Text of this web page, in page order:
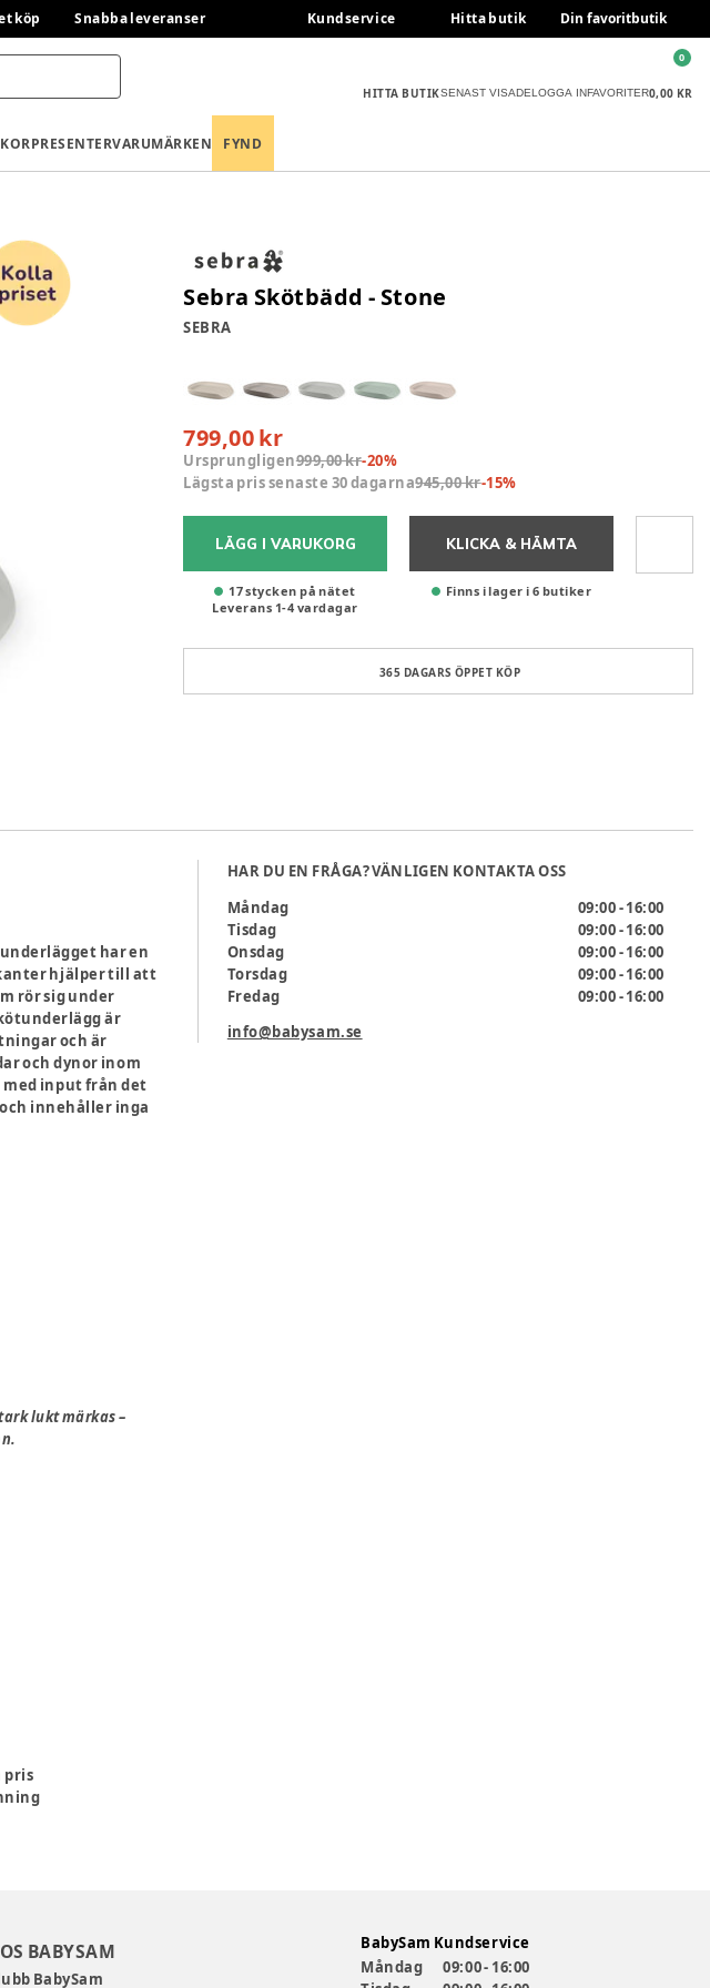
köp Snabba leveranser Kundservice Hitta butik Din favoritbutik
HITTA BUTIKSENAST VISADELOGGA INFAVORITER0,00 KR
0
PRESENTERVARUMÄRKEN FYND
Sebra Skötbädd - Stone
SEBRA
799,00 kr
Ursprungligen999,00 kr-20%
Lägsta pris senaste 30 dagarna945,00 kr-15%
LÄGG I VARUKORG
17 stycken på nätet
Leverans 1-4 vardagar
KLICKA & HÄMTA
Finns i lager i 6 butiker
365 DAGARS ÖPPET KÖP
har en
hjälper till att
rör sig under
är
och är
och dynor inom
med input från det
innehåller inga
lukt märkas –
HAR DU EN FRÅGA? VÄNLIGEN KONTAKTA OSS
Måndag
09:00 - 16:00
Tisdag
09:00 - 16:00
Onsdag
09:00 - 16:00
Torsdag
09:00 - 16:00
Fredag
09:00 - 16:00
info@babysam.se
pris
BABYSAM
BabySam
BabySam Kundservice
Måndag
09:00 - 16:00